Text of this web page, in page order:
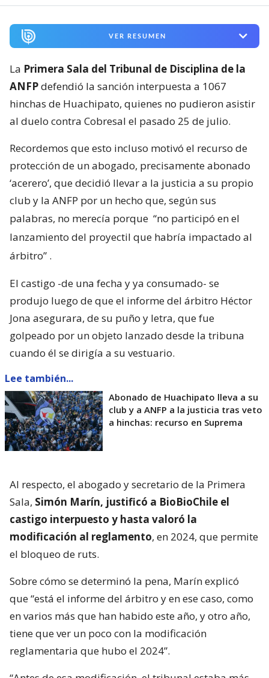
VER RESUMEN
La Primera Sala del Tribunal de Disciplina de la
ANFPdefendió la sanción interpuesta a 1067
hinchas de Huachipato, quienes no pudieron asistir
al duelo contra Cobresal el pasado 25 de julio.
Recordemos que esto incluso motivó el recurso de
protección de un abogado, precisamente abonado
‘acerero’, que decidió llevar a la justicia a su propio
club y la ANFP por un hecho que, según sus
palabras, no merecía porque “no participó en el
lanzamiento del proyectil que habría impactado al
árbitro” .
El castigo -de una fecha y ya consumado- se
produjo luego de que el informe del árbitro Héctor
Jona asegurara, de su puño y letra, que fue
golpeado por un objeto lanzado desde la tribuna
cuando él se dirigía a su vestuario.
Lee también...
Abonado de Huachipato lleva a su
club y a ANFP a la justicia tras veto
a hinchas: recurso en Suprema
Al respecto, el abogado y secretario de la Primera
Sala, Simón Marín, justificó a BioBioChile el
castigo interpuesto y hasta valoró la
modificación al reglamento, en 2024, que permite
el bloqueo de ruts.
Sobre cómo se determinó la pena, Marín explicó
que “está el informe del árbitro y en ese caso, como
en varios más que han habido este año, y otro año,
tiene que ver un poco con la modificación
reglamentaria que hubo el 2024”.